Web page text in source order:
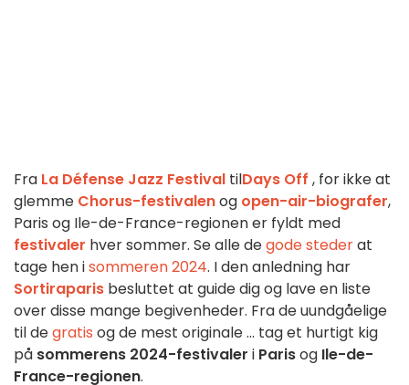
Fra La Défense Jazz Festival tilDays Off , for ikke at
glemme Chorus-festivalenog open-air-biografer,
Paris og Ile-de-France-regionen er fyldt med
festivaler hver sommer. Se alle degode stederat
tage hen isommeren 2024. I den anledning har
Sortiraparis besluttet at guide dig og lave en liste
over disse mange begivenheder. Fra de uundgåelige
til degratis og de mest originale ... tag et hurtigt kig
på sommerens 2024-festivaler i Parisog Ile-de-
France-regionen.